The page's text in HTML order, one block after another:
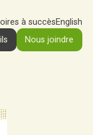
à succèsEnglish
Nous joindre